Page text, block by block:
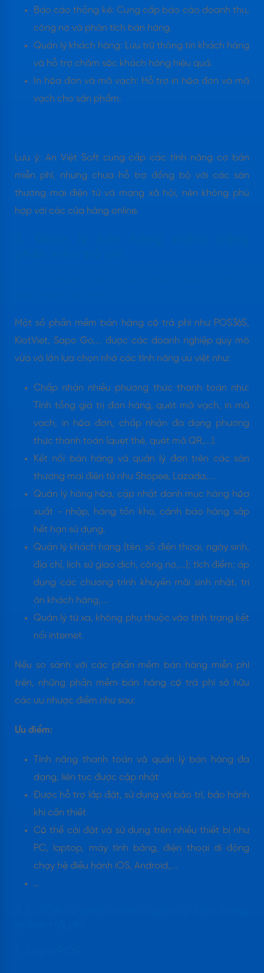
Báo cáo thống kê: Cung cấp báo cáo doanh thu,
công nợ và phân tích bán hàng.​
Quản lý khách hàng: Lưu trữ thông tin khách hàng
và hỗ trợ chăm sóc khách hàng hiệu quả.​
In hóa đơn và mã vạch: Hỗ trợ in hóa đơn và mã
vạch cho sản phẩm.
Lưu ý: An Việt Soft cung cấp các tính năng cơ bản
miễn phí, nhưng chưa hỗ trợ đồng bộ với các sàn
thương mại điện tử và mạng xã hội, nên không phù
hợp với các cửa hàng online.
Một số phần mềm bán hàng có trả phí như POS365,
KiotViet, Sapo Go,... được các doanh nghiệp quy mô
vừa và lớn lựa chọn nhờ các tính năng ưu việt như:
Chấp nhận nhiều phương thức thanh toán như:
Tính tổng giá trị đơn hàng, quét mã vạch, in mã
vạch, in hóa đơn, chấp nhận đa dạng phương
thức thanh toán (quẹt thẻ, quét mã QR,...).
Kết nối bán hàng và quản lý đơn trên các sàn
thương mại điện tử như Shopee, Lazada,...
Quản lý hàng hóa, cập nhật danh mục hàng hóa
xuất - nhập, hàng tồn kho, cảnh báo hàng sắp
hết hạn sử dụng.
Quản lý khách hàng (tên, số điện thoại, ngày sinh,
địa chỉ, lịch sử giao dịch, công nợ,...); tích điểm; áp
dụng các chương trình khuyến mãi sinh nhật, tri
ân khách hàng,...
Quản lý từ xa, không phụ thuộc vào tình trạng kết
nối internet.
Nếu so sánh với các phần mềm bán hàng miễn phí
trên, những phần mềm bán hàng có trả phí sở hữu
các ưu nhược điểm như sau:
Ưu điểm:
Tính năng thanh toán và quản lý bán hàng đa
dạng, liên tục được cập nhật
Được hỗ trợ lắp đặt, sử dụng và bảo trì, bảo hành
khi cần thiết
Có thể cài đặt và sử dụng trên nhiều thiết bị như
PC, laptop, máy tính bảng, điện thoại di động
chạy hệ điều hành iOS, Android,...
…